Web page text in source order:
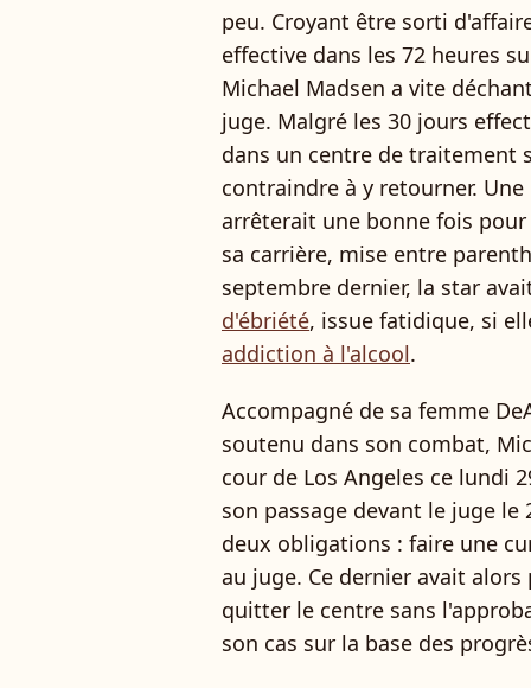
peu. Croyant être sorti
effective dans les 72 heures
Michael Madsen a vite
juge. Malgré les 30 jours
dans un centre de traitement
contraindre à y retourner.
arrêterait une bonne fois
sa carrière, mise entre
septembre dernier, la star
d'ébriété, issue fatidique, si
addiction à l'alcool.
Accompagné de sa femme
soutenu dans son combat,
cour de Los Angeles ce lundi
son passage devant le juge
deux obligations : faire une
au juge. Ce dernier avait
quitter le centre sans
son cas sur la base des